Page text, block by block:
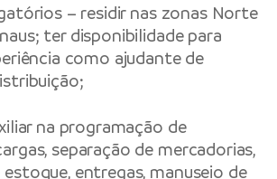
– residir nas zonas Norte
ter disponibilidade para
como ajudante de
na programação de
separação de mercadorias,
entregas, manuseio de